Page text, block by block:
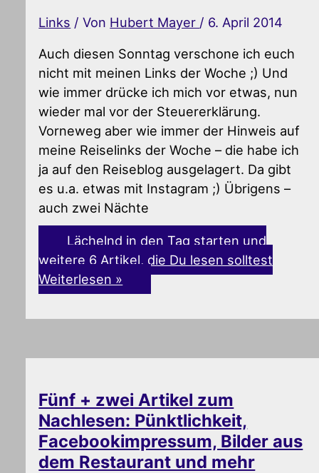
Links / Von Hubert Mayer / 6. April 2014
Auch diesen Sonntag verschone ich euch
nicht mit meinen Links der Woche ;) Und
wie immer drücke ich mich vor etwas, nun
wieder mal vor der Steuererklärung.
Vorneweg aber wie immer der Hinweis auf
meine Reiselinks der Woche – die habe ich
ja auf den Reiseblog ausgelagert. Da gibt
es u.a. etwas mit Instagram ;) Übrigens –
auch zwei Nächte
Lächelnd in den Tag starten und
weitere 6 Artikel, die Du lesen solltest
Weiterlesen »
Fünf + zwei Artikel zum
Nachlesen: Pünktlichkeit,
Facebookimpressum, Bilder aus
dem Restaurant und mehr